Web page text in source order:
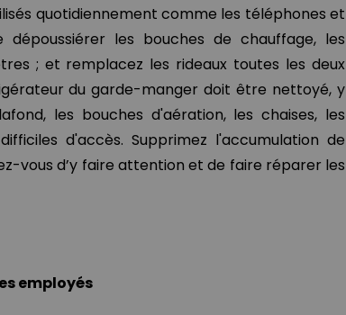
quotidiennement comme les téléphones et
les bouches de chauffage, les
; et remplacez les rideaux toutes les deux
du garde-manger doit être nettoyé, y
les bouches d'aération, les chaises, les
d'accès. Supprimez l'accumulation de
vous d’y faire attention et de faire réparer les
employés